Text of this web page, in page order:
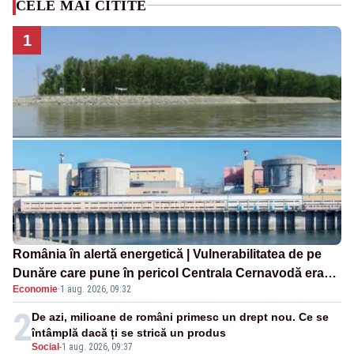
CELE MAI CITITE
1
România în alertă energetică | Vulnerabilitatea de pe
Dunăre care pune în pericol Centrala Cernavodă era
cunoscută de pe vremea lui Ceaușescu
Economie·1 aug. 2026, 09:32
2Social -1 aug. 2026, 09:37
De azi, milioane de români primesc un drept nou. Ce se
întâmplă dacă ți se strică un produs